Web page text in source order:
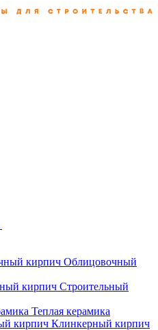
Облицовочный
Строительный
Теплая керамика
Клинкерный кирпич